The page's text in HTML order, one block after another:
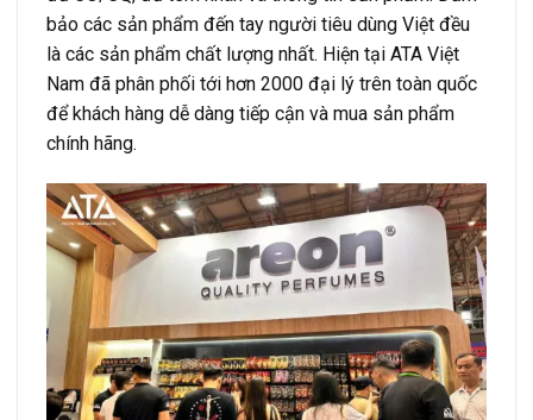
bảo các sản phẩm đến tay người tiêu dùng Việt đều
là các sản phẩm chất lượng nhất. Hiện tại ATA Việt
Nam đã phân phối tới hơn 2000 đại lý trên toàn quốc
để khách hàng dễ dàng tiếp cận và mua sản phẩm
chính hãng.